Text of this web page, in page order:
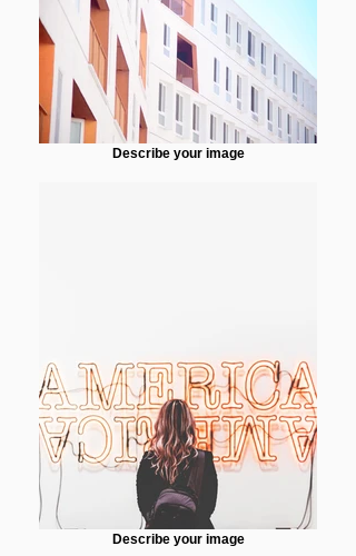
Describe your image
Describe your image